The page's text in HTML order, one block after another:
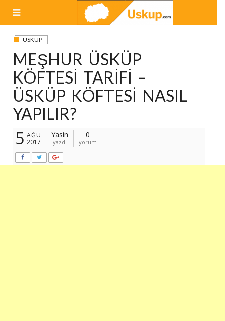
ÜSKÜP
MEŞHUR ÜSKÜP
KÖFTESI TARIFI –
ÜSKÜP KÖFTESI NASIL
YAPILIR?
5 AĞU
2017
Yasin
yazdı
0
yorum